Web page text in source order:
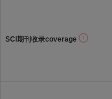
SCI期刊收录coverage